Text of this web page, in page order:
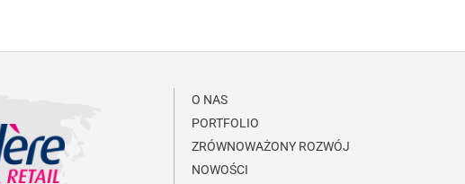
O NAS
PORTFOLIO
ZRÓWNOWAŻONY ROZWÓJ
NOWOŚCI